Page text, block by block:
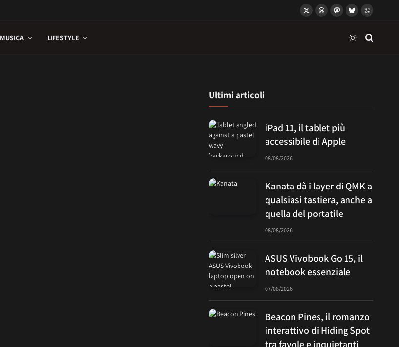
X
ThreadsMastodon
BlueskyWhatsApp
MUSICA LIFESTYLE
Ultimi articoli
iPad 11, il tablet più
accessibile di Apple
08/08/2026
Kanata dà i layer di QMK a
qualsiasi tastiera, anche a
quella del portatile
08/08/2026
ASUS Vivobook Go 15, il
notebook essenziale
07/08/2026
Beacon Pines, il romanzo
interattivo di Hiding Spot
tra favole e inquietanti